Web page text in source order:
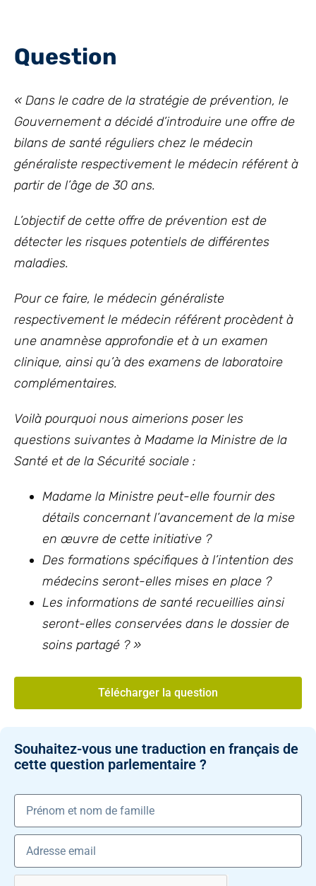
Question
« Dans le cadre de la stratégie de prévention, le
Gouvernement a décidé d’introduire une offre de
bilans de santé réguliers chez le médecin
généraliste respectivement le médecin référent à
partir de l’âge de 30 ans.
L’objectif de cette offre de prévention est de
détecter les risques potentiels de différentes
maladies.
Pour ce faire, le médecin généraliste
respectivement le médecin référent procèdent à
une anamnèse approfondie et à un examen
clinique, ainsi qu’à des examens de laboratoire
complémentaires.
Voilà pourquoi nous aimerions poser les
questions suivantes à Madame la Ministre de la
Santé et de la Sécurité sociale :
Madame la Ministre peut-elle fournir des
détails concernant l’avancement de la mise
en œuvre de cette initiative ?
Des formations spécifiques à l’intention des
médecins seront-elles mises en place ?
Les informations de santé recueillies ainsi
seront-elles conservées dans le dossier de
soins partagé ? »
Télécharger la question
Souhaitez-vous une traduction en français de
cette question parlementaire ?